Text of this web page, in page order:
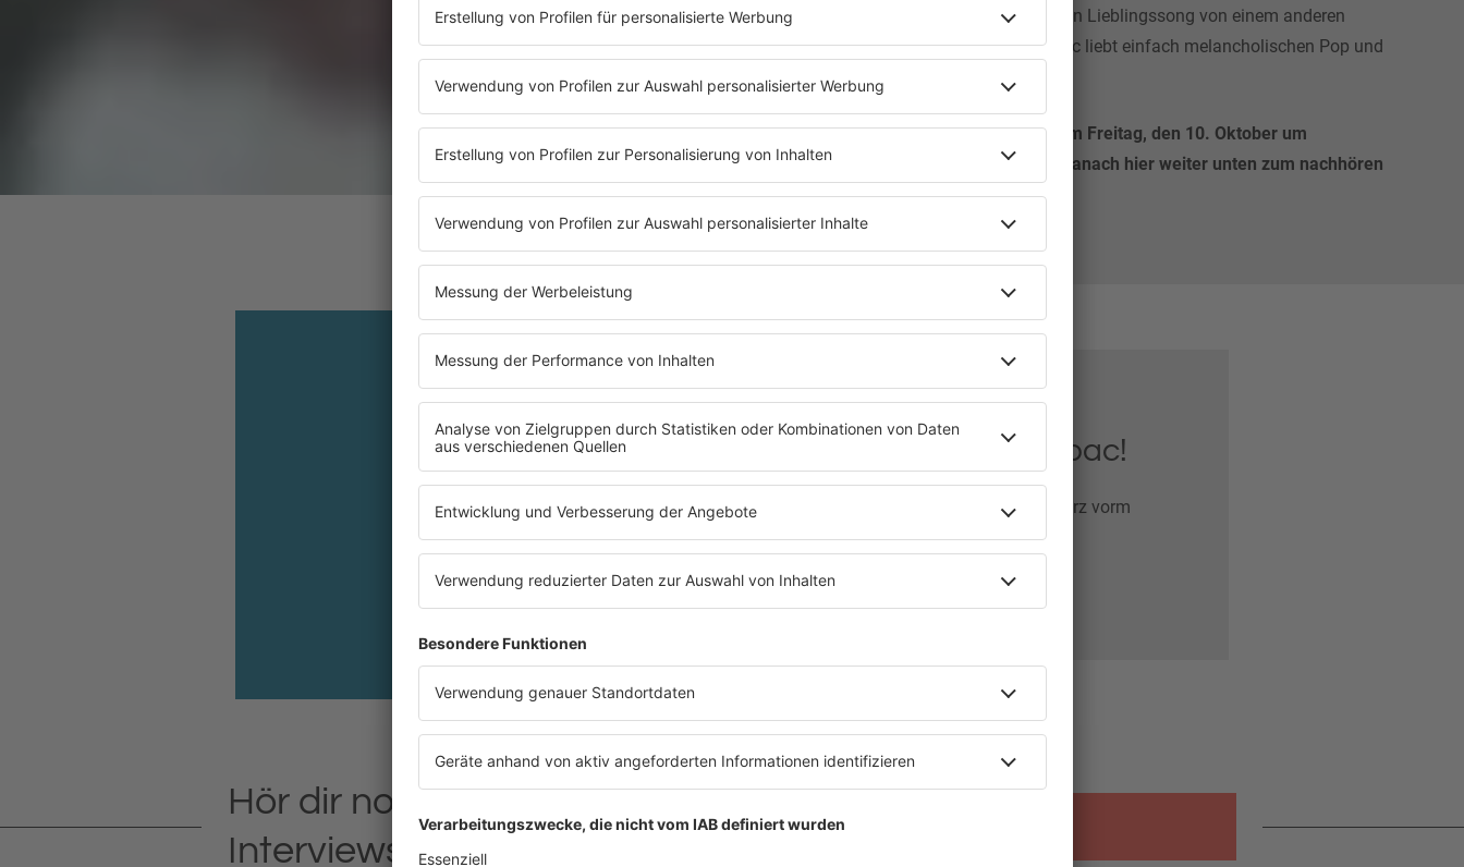
bei bac underground auf den Ohren: sein Lieblingssong von einem anderen
Künstler ist Herzfrequenz von ssam. bac liebt einfach melancholischen Pop und
emotionalen Indie Sound!
Das ganze Interview mit bac hört ihr am Freitag, den 10. Oktober um
19:45 Uhr im delta Musikspezial und danach hier weiter unten zum nachhören
Hier gibt's das Interview mit bac!
Leo hat bac auf dem Funhouse Festival getroffen - kurz vorm
Gig!
Hör dir noch mehr
Interviews an